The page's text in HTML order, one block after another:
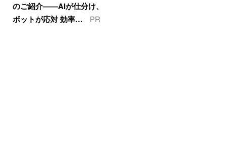
のご紹介――AIが仕分け、
ボットが応対 効率…
PR